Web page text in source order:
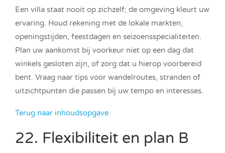
Een villa staat nooit op zichzelf; de omgeving kleurt uw
ervaring. Houd rekening met de lokale markten,
openingstijden, feestdagen en seizoensspecialiteiten.
Plan uw aankomst bij voorkeur niet op een dag dat
winkels gesloten zijn, of zorg dat u hierop voorbereid
bent. Vraag naar tips voor wandelroutes, stranden of
uitzichtpunten die passen bij uw tempo en interesses.
Terug naar inhoudsopgave
22. Flexibiliteit en plan B